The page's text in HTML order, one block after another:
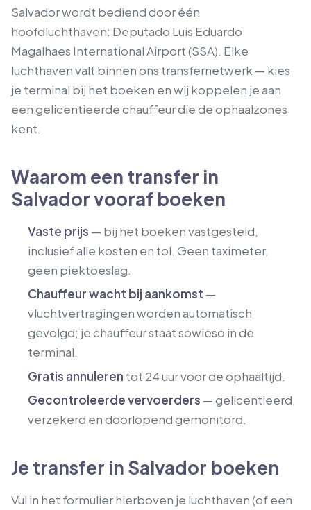
Salvador wordt bediend door één
hoofdluchthaven: Deputado Luis Eduardo
Magalhaes International Airport (SSA). Elke
luchthaven valt binnen ons transfernetwerk — kies
je terminal bij het boeken en wij koppelen je aan
een gelicentieerde chauffeur die de ophaalzones
kent.
Waarom een transfer in
Salvador vooraf boeken
Vaste prijs — bij het boeken vastgesteld,
inclusief alle kosten en tol. Geen taximeter,
geen piektoeslag.
Chauffeur wacht bij aankomst —
vluchtvertragingen worden automatisch
gevolgd; je chauffeur staat sowieso in de
terminal.
Gratis annuleren tot 24 uur voor de ophaaltijd.
Gecontroleerde vervoerders — gelicentieerd,
verzekerd en doorlopend gemonitord.
Je transfer in Salvador boeken
Vul in het formulier hierboven je luchthaven (of een